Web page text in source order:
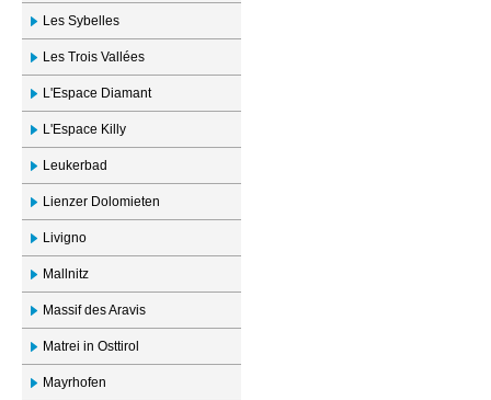
Les Sybelles
Les Trois Vallées
L'Espace Diamant
L'Espace Killy
Leukerbad
Lienzer Dolomieten
Livigno
Mallnitz
Massif des Aravis
Matrei in Osttirol
Mayrhofen